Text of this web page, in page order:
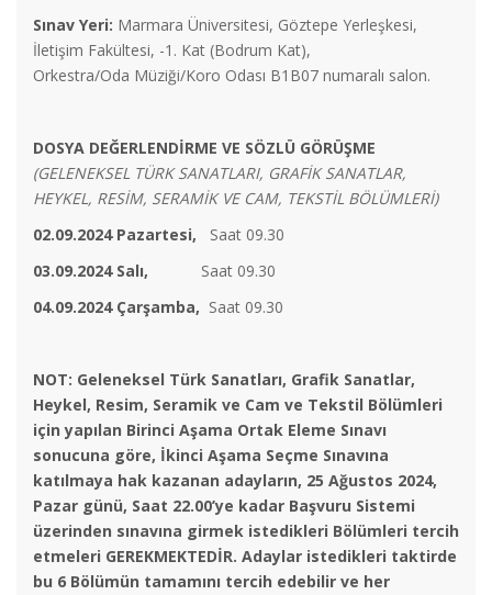
Sınav Yeri: Marmara Üniversitesi, Göztepe Yerleşkesi,
İletişim Fakültesi, -1. Kat (Bodrum Kat),
Orkestra/Oda Müziği/Koro Odası B1B07 numaralı salon.
DOSYA DEĞERLENDİRME VE SÖZLÜ GÖRÜŞME
(GELENEKSEL TÜRK SANATLARI, GRAFİK SANATLAR,
HEYKEL, RESİM, SERAMİK VE CAM, TEKSTİL BÖLÜMLERİ)
02.09.2024 Pazartesi, Saat 09.30
03.09.2024 Salı, Saat 09.30
04.09.2024 Çarşamba, Saat 09.30
NOT: Geleneksel Türk Sanatları, Grafik Sanatlar,
Heykel, Resim, Seramik ve Cam ve Tekstil Bölümleri
için yapılan Birinci Aşama Ortak Eleme Sınavı
sonucuna göre, İkinci Aşama Seçme Sınavına
katılmaya hak kazanan adayların, 25 Ağustos 2024,
Pazar günü, Saat 22.00’ye kadar Başvuru Sistemi
üzerinden sınavına girmek istedikleri Bölümleri tercih
etmeleri GEREKMEKTEDİR. Adaylar istedikleri taktirde
bu 6 Bölümün tamamını tercih edebilir ve her
2024-2025 Bahar Dönemi Merkezi Yerleştirme Puanı ile